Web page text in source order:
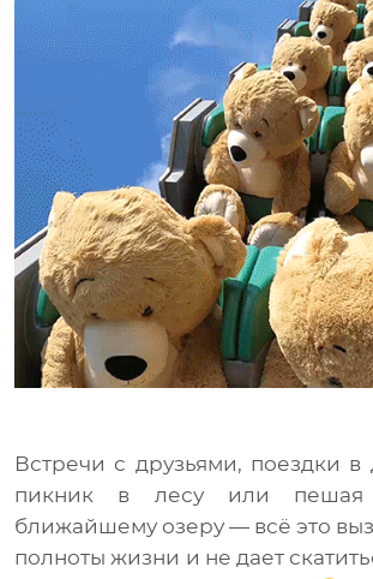
Встречи с друзьями, поездки в
пикник в лесу или пешая
ближайшему озеру — всё это
полноты жизни и не дает